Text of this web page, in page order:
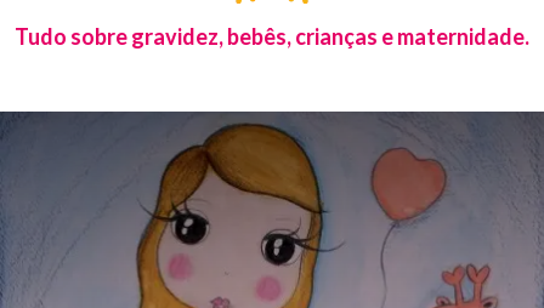
Tudo sobre gravidez, bebês, crianças e maternidade.